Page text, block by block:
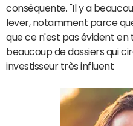
conséquente. "Il y a
lever, notamment parce
que ce n'est pas évident en
beaucoup de dossiers qui
investisseur très influent